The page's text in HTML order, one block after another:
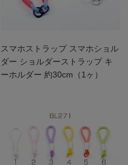
スマホストラップ スマホショル
ダー ショルダーストラップ キ
ーホルダー 約30cm（1ヶ）